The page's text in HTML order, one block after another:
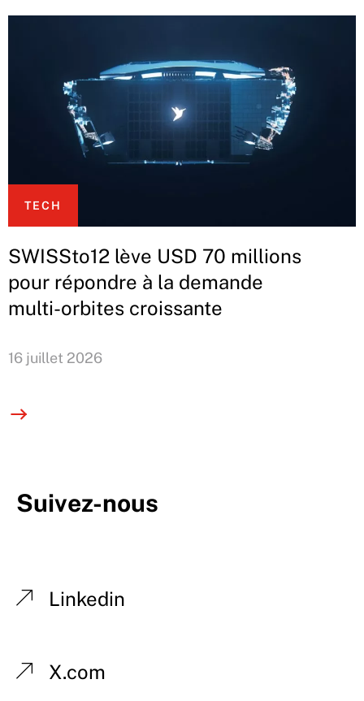
TECH
SWISSto12 lève USD 70 millions
pour répondre à la demande
multi-orbites croissante
16 juillet 2026
Suivez-nous
Linkedin
X.com